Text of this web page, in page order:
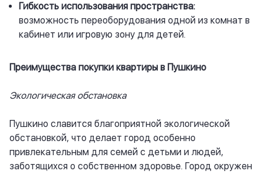
Гибкость использования пространства:
возможность переоборудования одной из комнат в
кабинет или игровую зону для детей.
Преимущества покупки квартиры в Пушкино
Экологическая обстановка
Пушкино славится благоприятной экологической
обстановкой, что делает город особенно
привлекательным для семей с детьми и людей,
заботящихся о собственном здоровье. Город окружен